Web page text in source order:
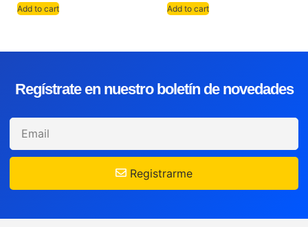
Add to cart Add to cart
Regístrate en nuestro boletín de novedades
Registrarme